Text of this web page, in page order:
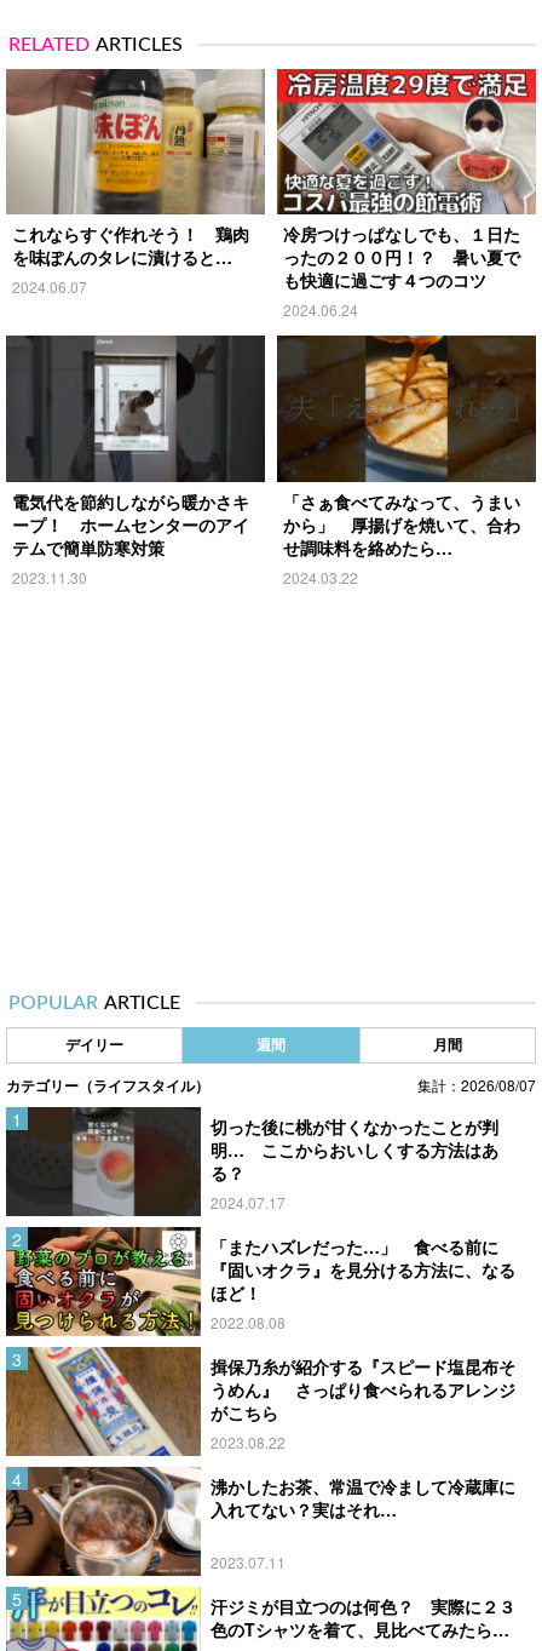
RELATED ARTICLES
これならすぐ作れそう！ 鶏肉
を味ぽんのタレに漬けると…
2024.06.07
冷房つけっぱなしでも、１日た
ったの２００円！？ 暑い夏で
も快適に過ごす４つのコツ
2024.06.24
電気代を節約しながら暖かさキ
ープ！ ホームセンターのアイ
テムで簡単防寒対策
2023.11.30
「さぁ食べてみなって、うまい
から」 厚揚げを焼いて、合わ
せ調味料を絡めたら…
2024.03.22
POPULAR ARTICLE
デイリー 週間 月間
カテゴリー（ライフスタイル） 集計：2026/08/07
切った後に桃が甘くなかったことが判
明… ここからおいしくする方法はあ
る？
2024.07.17
「またハズレだった…」 食べる前に
『固いオクラ』を見分ける方法に、なる
ほど！
2022.08.08
揖保乃糸が紹介する『スピード塩昆布そ
うめん』 さっぱり食べられるアレンジ
がこちら
2023.08.22
沸かしたお茶、常温で冷まして冷蔵庫に
入れてない？実はそれ…
2023.07.11
汗ジミが目立つのは何色？ 実際に２３
色のTシャツを着て、見比べてみたら…